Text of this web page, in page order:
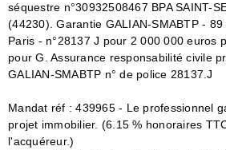
séquestre n°30932508467 BPA SAINT-
(44230). Garantie GALIAN-SMABTP -
Paris - n°28137 J pour 2 000 000 euros
pour G. Assurance responsabilité civile
GALIAN-SMABTP n° de police 28137.J
Mandat réf : 439965 - Le professionnel
projet immobilier. (6.15 % honoraires
l'acquéreur.)